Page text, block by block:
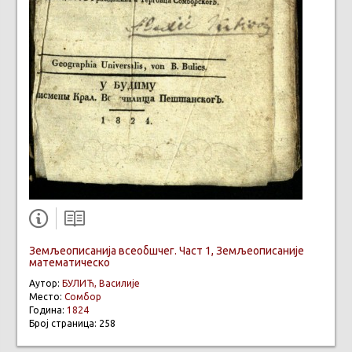
Земљеописанија всеобшчег. Част 1, Земљеописаније
математическо
Аутор: БУЛИЋ, Василије
Место: Сомбор
Година: 1824
Број страница: 258